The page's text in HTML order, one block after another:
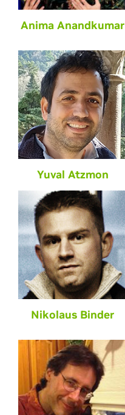
Anima Anandkumar
Yuval Atzmon
Nikolaus Binder